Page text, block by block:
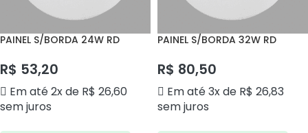
PAINEL S/BORDA 24W RD
R$ 53,20
Em até 2x de R$ 26,60
sem juros
PAINEL S/BORDA 32W RD
R$ 80,50
Em até 3x de R$ 26,83
sem juros